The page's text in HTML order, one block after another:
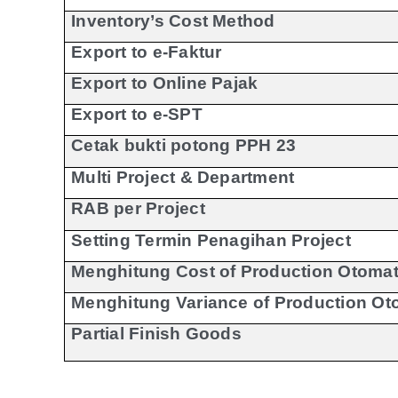
Inventory’s Cost Method
Export to e-Faktur
Export to Online Pajak
Export to e-SPT
Cetak bukti potong PPH 23
Multi Project & Department
RAB per Project
Setting Termin Penagihan Project
Menghitung Cost of Production
Menghitung Variance of Production
Partial Finish Goods